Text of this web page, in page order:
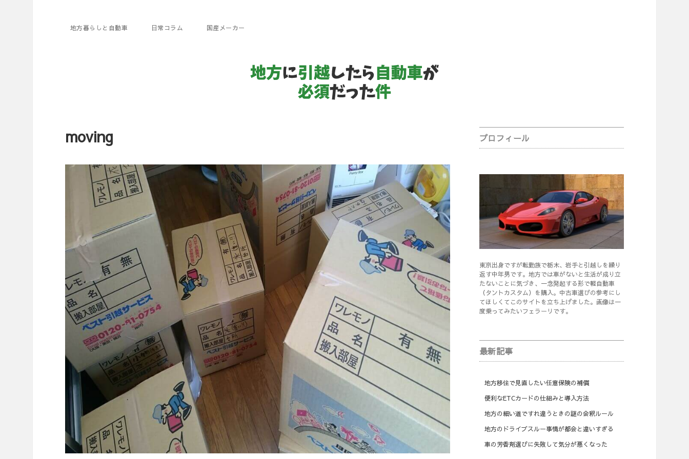
地方暮らしと自動車 日常コラム 国産メーカー
地
引
越
し
た
ら
自
動
車
が
必
moving Sidebar
プロフィール
東京出身ですが転勤族で栃木、岩手と引越しを繰り
返す中年男です。地方では車がないと生活が成り立
たないことに気づき、一念発起する形で軽自動車
（タントカスタム）を購入。中古車選びの参考にし
てほしくてこのサイトを立ち上げました。画像は一
度乗ってみたいフェラーリです。
最新記事
地方移住で見直したい任意保険の補償
便利なETCカードの仕組みと導入方法
地方の細い道ですれ違うときの謎の会釈ルール
地方のドライブスルー事情が都会と違いすぎる
車の芳香剤選びに失敗して気分が悪くなった